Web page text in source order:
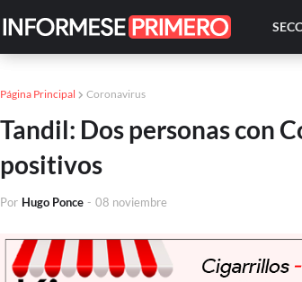
Página Principal Coronavirus
Tandil: Dos personas con
positivos
Por Hugo Ponce - 08 noviembre